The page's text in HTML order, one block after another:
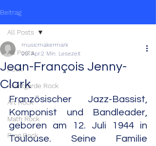
Beitrag
All Posts
Rock
Avantgarde Rock
Art Rock
Math Rock
Prog Rock
All Posts
Jean-François Jenny-
Clark
musicmakermark
20. Apr.2 Min. Lesezeit
Französischer Jazz-Bassist,
Komponist und Bandleader,
geboren am 12. Juli 1944 in
Toulouse. Seine Familie